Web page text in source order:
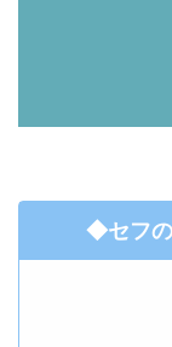
◆セフ